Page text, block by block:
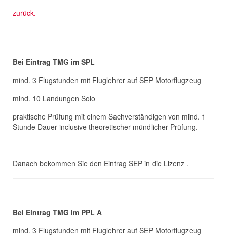
zurück.
Bei Eintrag TMG im SPL
mind. 3 Flugstunden mit Fluglehrer auf SEP Motorflugzeug
mind. 10 Landungen Solo
praktische Prüfung mit einem Sachverständigen von mind. 1
Stunde Dauer inclusive theoretischer mündlicher Prüfung.
Danach bekommen Sie den Eintrag SEP in die Lizenz .
Bei Eintrag TMG im PPL A
mind. 3 Flugstunden mit Fluglehrer auf SEP Motorflugzeug